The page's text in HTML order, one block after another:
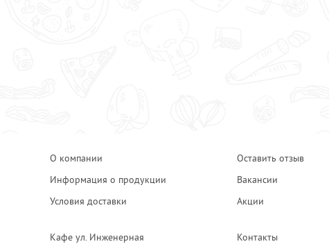
О компании Оставить отзыв
Информация о продукции
Вакансии
Условия доставки
Акции
Кафе ул. Инженерная
Контакты